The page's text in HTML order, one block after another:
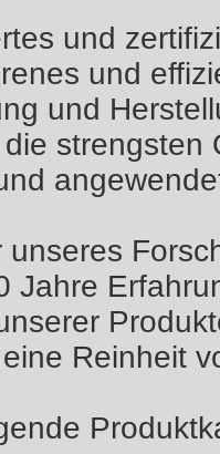
und
und
und
strengsten
unseres
Jahre
Reinheit